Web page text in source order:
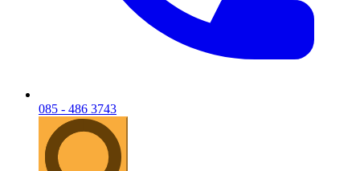
085 - 486 3743